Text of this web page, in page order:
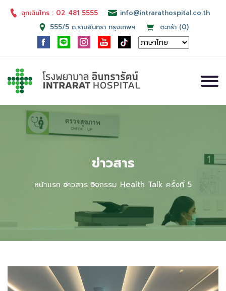
ฉุกเฉินโทร : 02 481 5555
info@intrarathospital.co.th
555/5 ถ.รามอินทรา กรุงเทพฯ
ตะกร้า (0)
ข่าวสาร
หน้าแรก ข่าวสาร กิจกรรม Health Talk ครั้งที่ 5